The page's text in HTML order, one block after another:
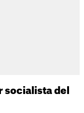
socialista del